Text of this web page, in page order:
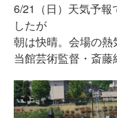
6/21（日）天気予
したが
朝は快晴。会場の熱
当館芸術監督・斎藤